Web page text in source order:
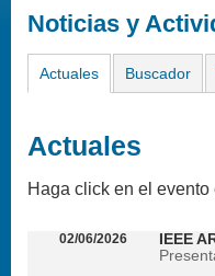
Noticias y
Actuales Buscador
Actuales
Haga click en el
02/06/2026
IEEE